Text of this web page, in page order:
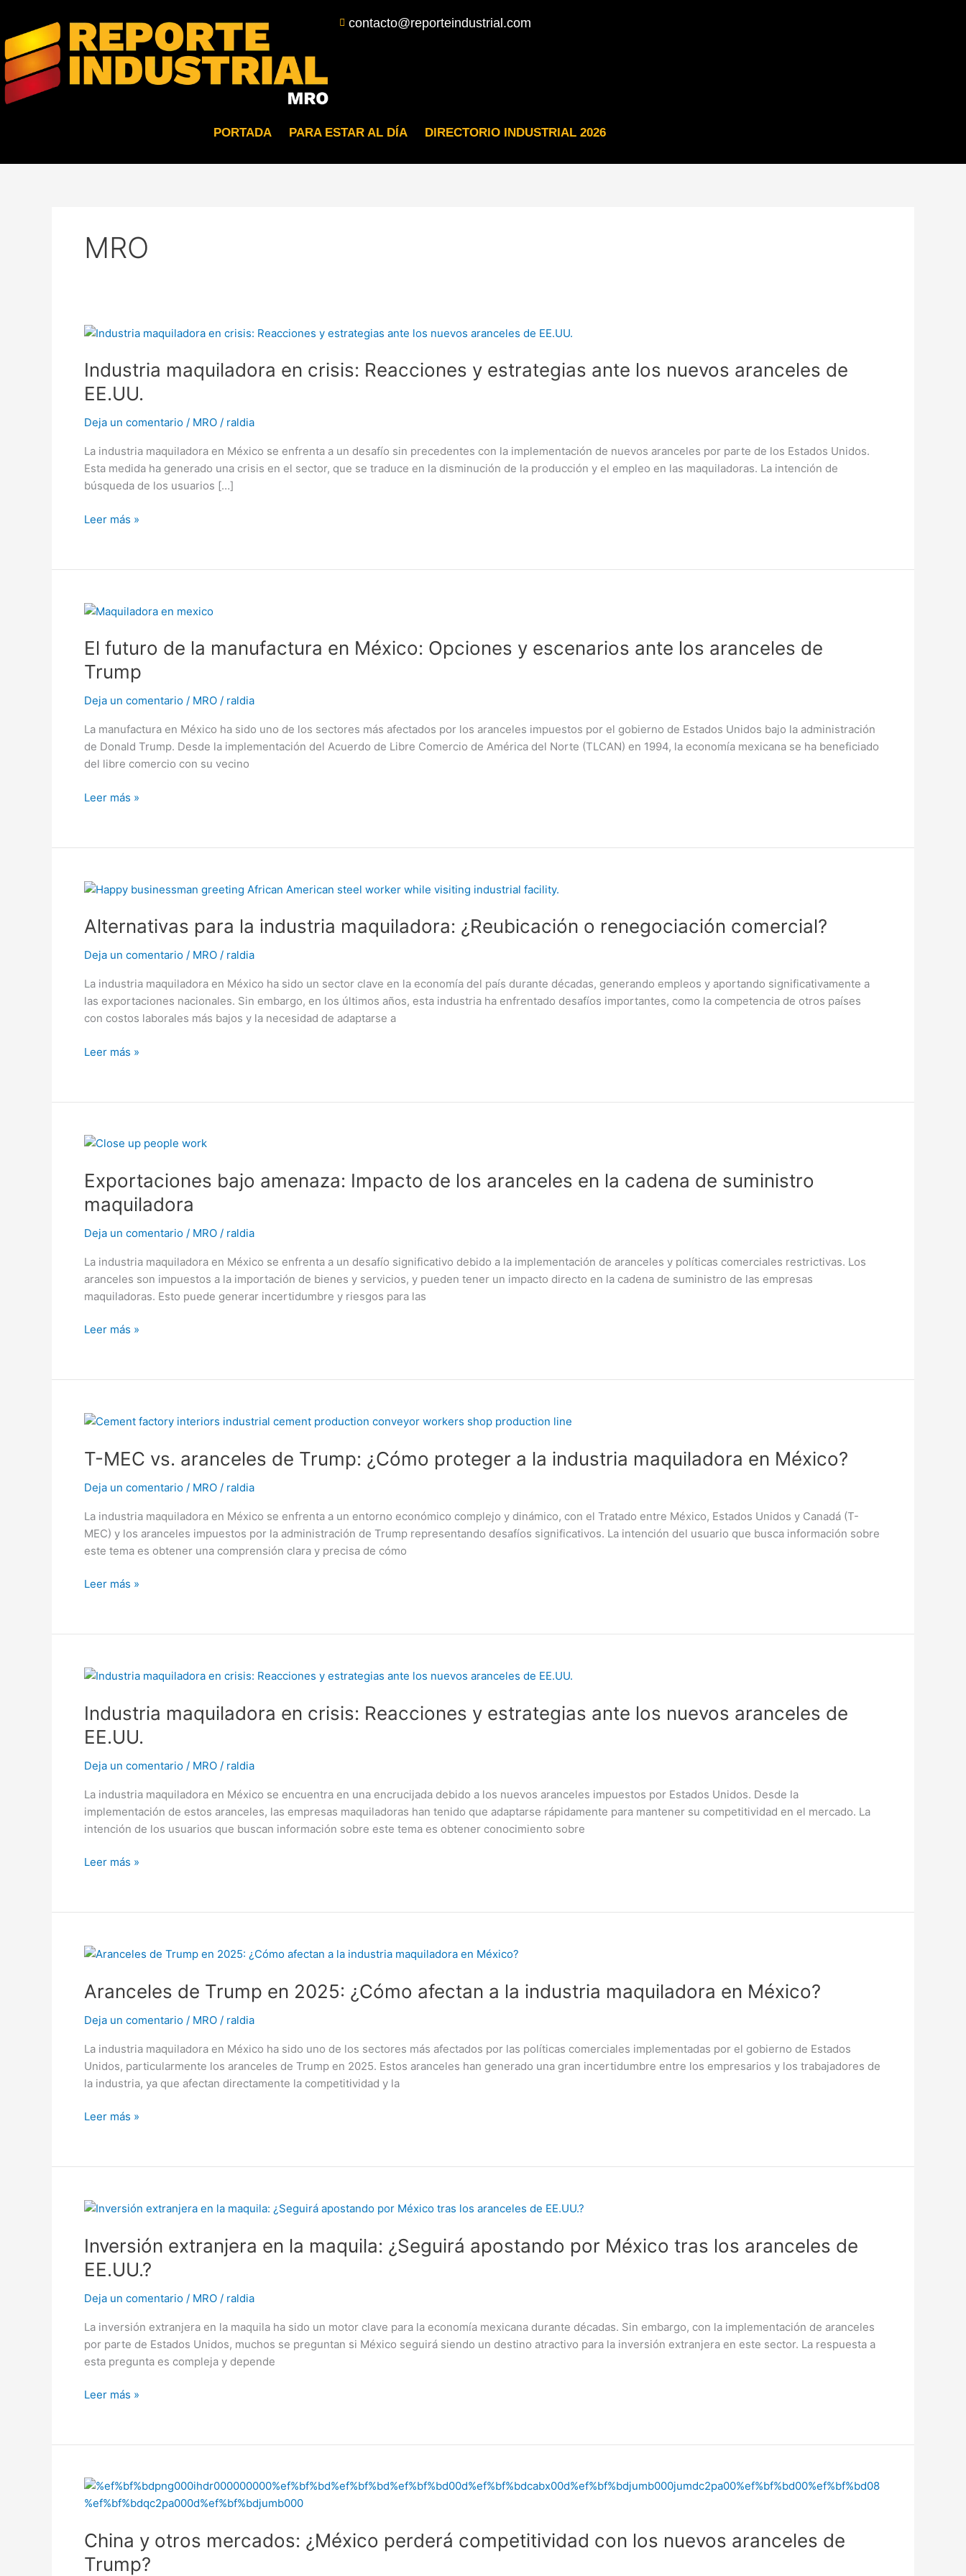
contenido
contacto@reporteindustrial.com
PORTADA PARA ESTAR AL DÍA DIRECTORIO INDUSTRIAL 2026
MRO
Industria maquiladora en crisis: Reacciones y estrategias ante los nuevos aranceles de
EE.UU.
Deja un comentario / MRO / raldia
La industria maquiladora en México se enfrenta a un desafío sin precedentes con la implementación de nuevos aranceles por parte de los Estados Unidos.
Esta medida ha generado una crisis en el sector, que se traduce en la disminución de la producción y el empleo en las maquiladoras. La intención de
búsqueda de los usuarios […]
Industria
en
crisis:
Reacciones
y
ante
los
nuevos
de
Leer más »
El futuro de la manufactura en México: Opciones y escenarios ante los aranceles de
Trump
Deja un comentario / MRO / raldia
La manufactura en México ha sido uno de los sectores más afectados por los aranceles impuestos por el gobierno de Estados Unidos bajo la administración
de Donald Trump. Desde la implementación del Acuerdo de Libre Comercio de América del Norte (TLCAN) en 1994, la economía mexicana se ha beneficiado
del libre comercio con su vecino
El
de
manufactura
en
Opciones
y
escenarios
los
Trump
Leer más »
Alternativas para la industria maquiladora: ¿Reubicación o renegociación comercial?
Deja un comentario / MRO / raldia
La industria maquiladora en México ha sido un sector clave en la economía del país durante décadas, generando empleos y aportando significativamente a
las exportaciones nacionales. Sin embargo, en los últimos años, esta industria ha enfrentado desafíos importantes, como la competencia de otros países
con costos laborales más bajos y la necesidad de adaptarse a
Alternativas
la
maquiladora:
o
renegociación
comercial?
Leer más »
Exportaciones bajo amenaza: Impacto de los aranceles en la cadena de suministro
maquiladora
Deja un comentario / MRO / raldia
La industria maquiladora en México se enfrenta a un desafío significativo debido a la implementación de aranceles y políticas comerciales restrictivas. Los
aranceles son impuestos a la importación de bienes y servicios, y pueden tener un impacto directo en la cadena de suministro de las empresas
maquiladoras. Esto puede generar incertidumbre y riesgos para las
Exportaciones
amenaza:
Impacto
de
los
en
la
cadena
suministro
Leer más »
T-MEC vs. aranceles de Trump: ¿Cómo proteger a la industria maquiladora en México?
Deja un comentario / MRO / raldia
La industria maquiladora en México se enfrenta a un entorno económico complejo y dinámico, con el Tratado entre México, Estados Unidos y Canadá (T-
MEC) y los aranceles impuestos por la administración de Trump representando desafíos significativos. La intención del usuario que busca información sobre
este tema es obtener una comprensión clara y precisa de cómo
T-
vs.
de
¿Cómo
proteger
a
industria
Leer más »
Industria maquiladora en crisis: Reacciones y estrategias ante los nuevos aranceles de
EE.UU.
Deja un comentario / MRO / raldia
La industria maquiladora en México se encuentra en una encrucijada debido a los nuevos aranceles impuestos por Estados Unidos. Desde la
implementación de estos aranceles, las empresas maquiladoras han tenido que adaptarse rápidamente para mantener su competitividad en el mercado. La
intención de los usuarios que buscan información sobre este tema es obtener conocimiento sobre
Industria
en
Reacciones
y
ante
los
nuevos
de
Leer más »
Aranceles de Trump en 2025: ¿Cómo afectan a la industria maquiladora en México?
Deja un comentario / MRO / raldia
La industria maquiladora en México ha sido uno de los sectores más afectados por las políticas comerciales implementadas por el gobierno de Estados
Unidos, particularmente los aranceles de Trump en 2025. Estos aranceles han generado una gran incertidumbre entre los empresarios y los trabajadores de
la industria, ya que afectan directamente la competitividad y la
Aranceles
Trump
2025:
afectan
a
la
maquiladora
Leer más »
Inversión extranjera en la maquila: ¿Seguirá apostando por México tras los aranceles de
EE.UU.?
Deja un comentario / MRO / raldia
La inversión extranjera en la maquila ha sido un motor clave para la economía mexicana durante décadas. Sin embargo, con la implementación de aranceles
por parte de Estados Unidos, muchos se preguntan si México seguirá siendo un destino atractivo para la inversión extranjera en este sector. La respuesta a
esta pregunta es compleja y depende
Inversión
en
maquila:
¿Seguirá
por
México
tras
aranceles
Leer más »
China y otros mercados: ¿México perderá competitividad con los nuevos aranceles de
Trump?
China
y
mercados:
¿México
perderá